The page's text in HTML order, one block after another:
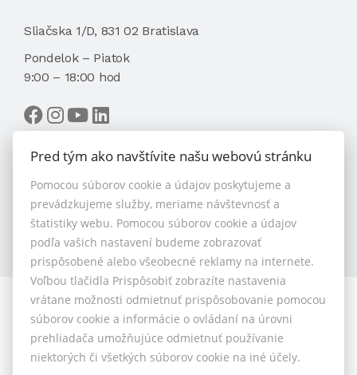
Sliačska 1/D, 831 02 Bratislava
Pondelok – Piatok
9:00 – 18:00 hod
VYBRAŤ MAKLÉRA
© 2026 - 1.BCR s.r.o.
Sliačska 10235/1D, Bratislava 83102, Tel.: +421 901 789
818 , Mobil: +421 901 789 818 , E-mail: info@1bcr.sk
Pred tým ako navštívite našu webovú stránku
Pomocou súborov cookie a údajov poskytujeme a
prevádzkujeme služby, meriame návštevnosť a
štatistiky webu. Pomocou súborov cookie a údajov
podľa vašich nastavení budeme zobrazovať
prispôsobené alebo všeobecné reklamy na internete.
Voľbou tlačidla Prispôsobiť zobrazíte nastavenia
vrátane možnosti odmietnuť prispôsobovanie pomocou
súborov cookie a informácie o ovládaní na úrovni
prehliadača umožňujúce odmietnuť používanie
niektorých či všetkých súborov cookie na iné účely.